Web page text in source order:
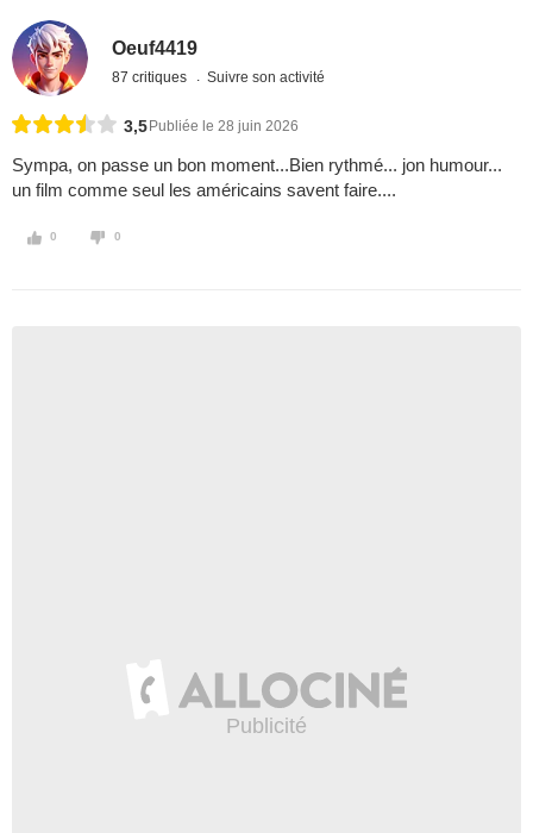
Oeuf4419
87 critiques Suivre son activité
3,5 Publiée le 28 juin 2026
Sympa, on passe un bon moment...Bien rythmé... jon humour...
un film comme seul les américains savent faire....
0 0